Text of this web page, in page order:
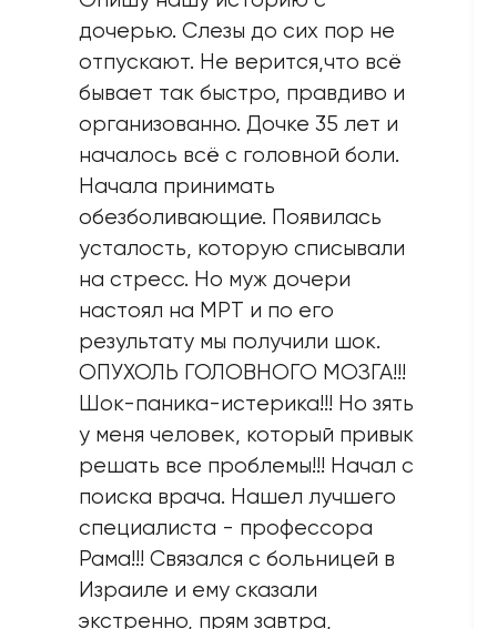
дочерью. Слезы до сих пор не
отпускают. Не верится,что всё
бывает так быстро, правдиво и
организованно. Дочке 35 лет и
началось всё с головной боли.
Начала принимать
обезбoливающие. Появилась
усталость, которую списывали
на стресс. Но муж дочери
настоял на MPT и по его
результату мы получили шок.
ОПУХОЛЬ ГОЛОВНОГО МОЗГА!!!
Шок-паника-истерика!!! Но зять
у меня человек, который привык
решать все проблемы!!! Начал с
поиска врача. Нашел лучшего
специалиста - профессора
Рама!!! Связался с больницей в
Израиле и ему сказали
экстренно, прям завтра,